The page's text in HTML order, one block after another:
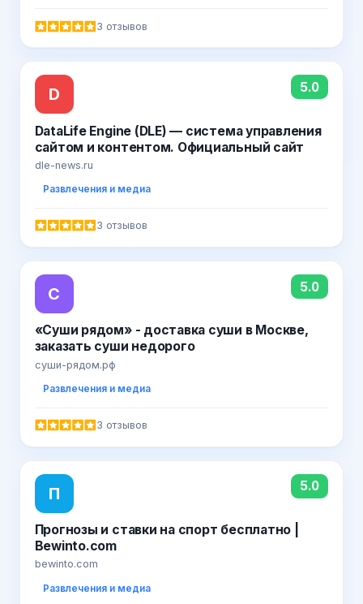
3 отзывов
D 5.0
DataLife Engine (DLE) — система управления
сайтом и контентом. Официальный сайт
dle-news.ru
Развлечения и медиа
3 отзывов
C 5.0
«Cуши рядом» - доставка суши в Москве,
заказать суши недорого
суши-рядом.рф
Развлечения и медиа
3 отзывов
П 5.0
Прогнозы и ставки на спорт бесплатно |
Bewinto.com
bewinto.com
Развлечения и медиа